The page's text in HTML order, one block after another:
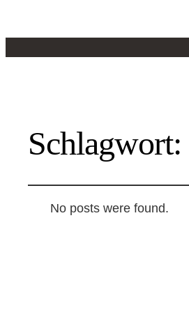
Schlagwort:
No posts were found.